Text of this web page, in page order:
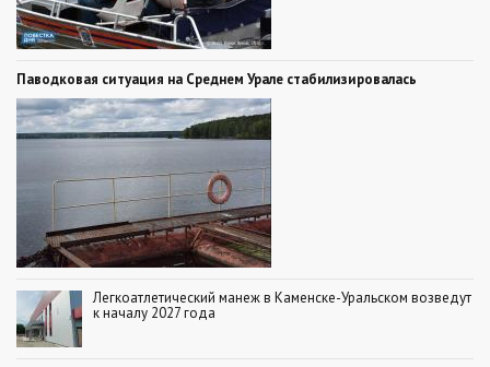
Паводковая ситуация на Среднем Урале стабилизировалась
Легкоатлетический манеж в Каменске-Уральском возведут
к началу 2027 года